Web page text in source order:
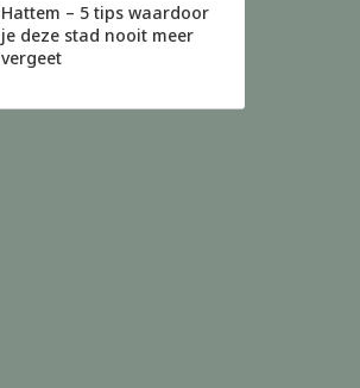
Hattem – 5 tips waardoor
je deze stad nooit meer
vergeet